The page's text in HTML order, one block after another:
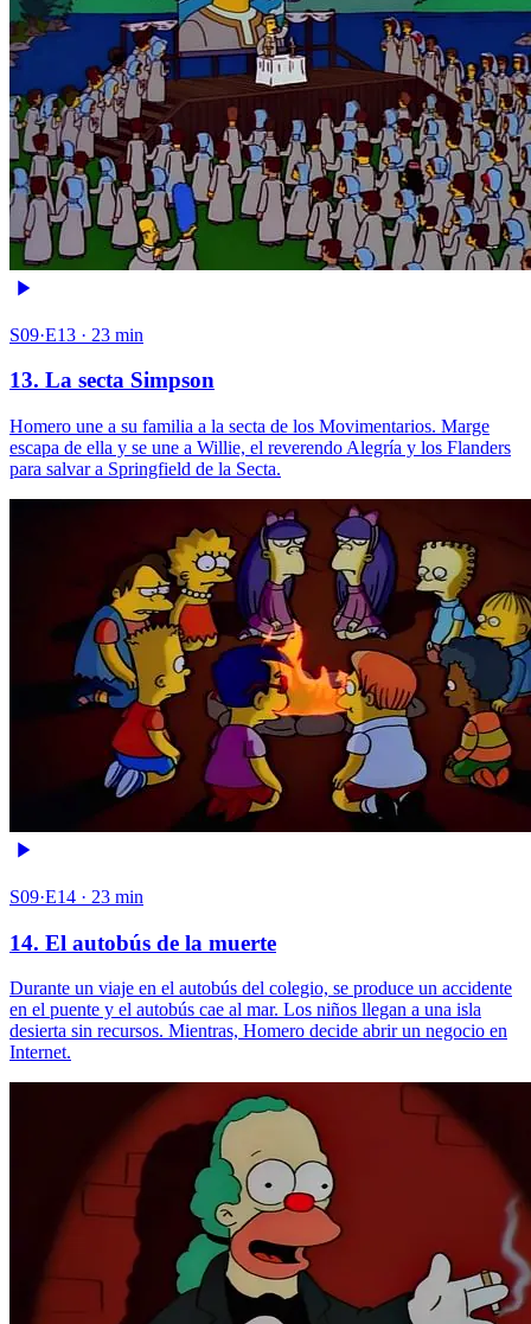
S09·E13 · 23 min
13. La secta Simpson
Homero une a su familia a la secta de los Movimentarios. Marge
escapa de ella y se une a Willie, el reverendo Alegría y los Flanders
para salvar a Springfield de la Secta.
S09·E14 · 23 min
14. El autobús de la muerte
Durante un viaje en el autobús del colegio, se produce un accidente
en el puente y el autobús cae al mar. Los niños llegan a una isla
desierta sin recursos. Mientras, Homero decide abrir un negocio en
Internet.